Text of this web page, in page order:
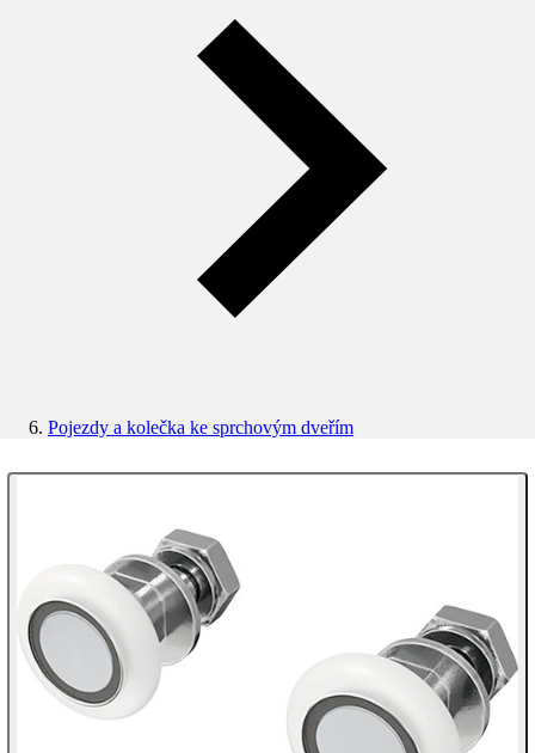
Pojezdy a kolečka ke sprchovým dveřím